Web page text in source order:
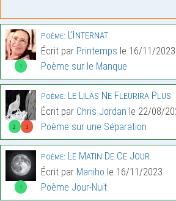
1
Poème: L’Internat
Écrit par Printemps le 16/11/2023
Poème sur le Manque
2 3
Poème: Le Lilas Ne Fleurira Plus
Écrit par Chris Jordan le 22/08/
Poème sur une Séparation
1
Poème: Le Matin De Ce Jour.
Écrit par Maniho le 16/11/2023
Poème Jour-Nuit